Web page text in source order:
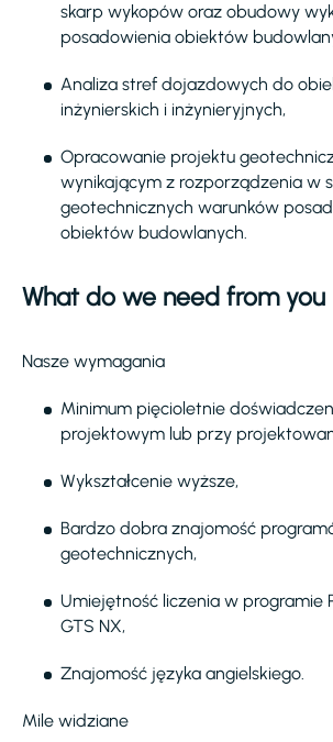
skarp wykopów oraz obudowy
posadowienia obiektów
Analiza stref dojazdowych do
inżynierskich i inżynieryjnych,
Opracowanie projektu
wynikającym z rozporządzenia w
geotechnicznych warunków
obiektów budowlanych.
What do we need from you
Nasze wymagania
Minimum pięcioletnie
projektowym lub przy
Wykształcenie wyższe,
Bardzo dobra znajomość
geotechnicznych,
Umiejętność liczenia w programie
GTS NX,
Znajomość języka angielskiego.
Mile widziane